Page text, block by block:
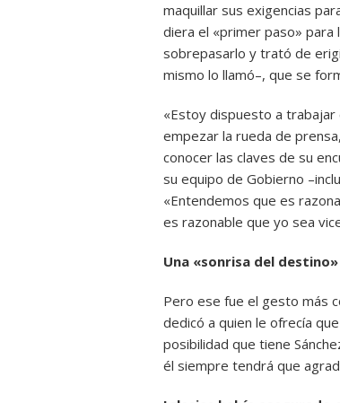
maquillar sus exigencias
diera el «primer paso» para
sobrepasarlo y trató de
mismo lo llamó–, que se
«Estoy dispuesto a trabajar
empezar la rueda de
conocer las claves de su
su equipo de Gobierno
«Entendemos que es
es razonable que yo sea
Una «sonrisa del destino»
Pero ese fue el gesto más
dedicó a quien le ofrecía
posibilidad que tiene
él siempre tendrá que